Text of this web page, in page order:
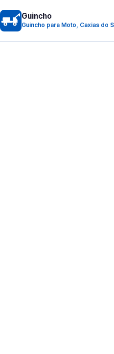
Guincho
Guincho para Moto, Caxias do